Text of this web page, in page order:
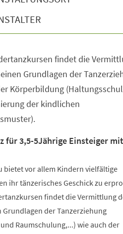
findet die
Grundlagen der
Körperbildung
der kindlichen
für 3,5-5Jährige Einsteiger mit
bietet vor allem Kindern vielfältige
ihr tänzerisches Geschick zu
findet die Vermittlung
Grundlagen der Tanzerziehung
Raumschulung,...) wie auch der